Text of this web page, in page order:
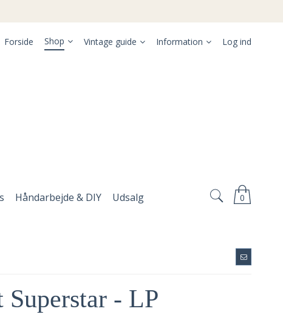
Forside Shop Vintage guide Information Log ind
0
Håndarbejde & DIY Udsalg
Superstar - LP